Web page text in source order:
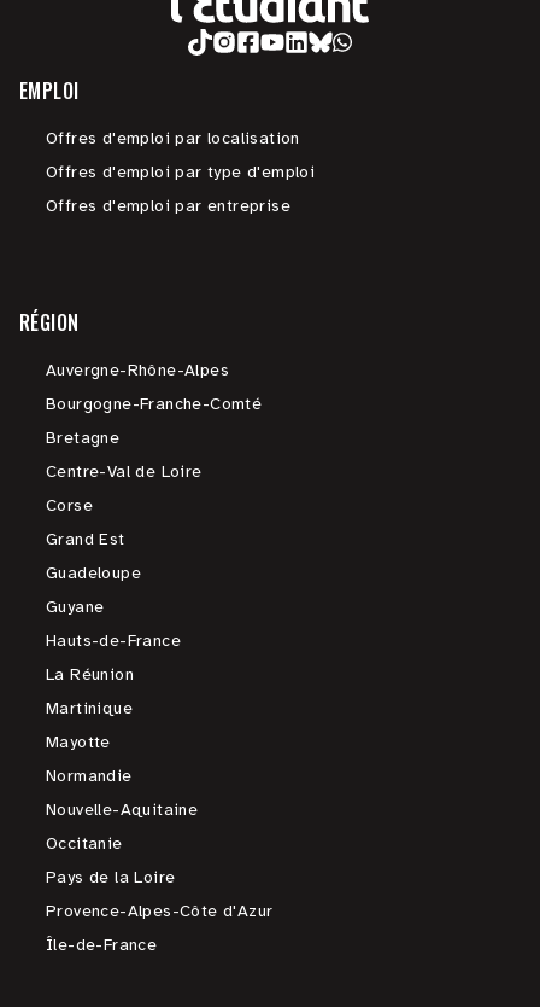
EMPLOI
Offres d'emploi par localisation
Offres d'emploi par type d'emploi
Offres d'emploi par entreprise
RÉGION
Auvergne-Rhône-Alpes
Bourgogne-Franche-Comté
Bretagne
Centre-Val de Loire
Corse
Grand Est
Guadeloupe
Guyane
Hauts-de-France
La Réunion
Martinique
Mayotte
Normandie
Nouvelle-Aquitaine
Occitanie
Pays de la Loire
Provence-Alpes-Côte d'Azur
Île-de-France